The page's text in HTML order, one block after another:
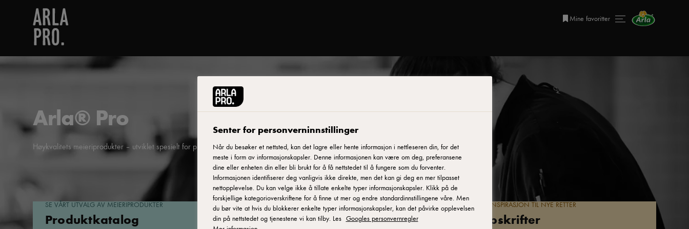
Mine favoritter
Arla® Pro
Høykvalitets meieriprodukter – utviklet spesielt for profesjonelle
SE VÅRT UTVALG AV MEIERIPRODUKTER
Produktkatalog
INSPIRASJON
Pizzaunivers
FINN INSPIRASJON TIL NYE RETTER
Oppskrifter
Senter for personverninnstillinger
Når du besøker et nettsted, kan det lagre eller hente informasjon i nettleseren din, for det
meste i form av informasjonskapsler. Denne informasjonen kan være om deg, preferansene
dine eller enheten din eller bli brukt for å få nettstedet til å fungere som du forventer.
Informasjonen identifiserer deg vanligvis ikke direkte, men det kan gi deg en mer tilpasset
nettopplevelse. Du kan velge ikke å tillate enkelte typer informasjonskapsler. Klikk på de
forskjellige kategorioverskriftene for å finne ut mer og endre standardinnstillingene våre. Men
du bør vite at hvis du blokkerer enkelte typer informasjonskapsler, kan det påvirke opplevelsen
din på nettstedet og tjenestene vi kan tilby. Les Googles personvernregler